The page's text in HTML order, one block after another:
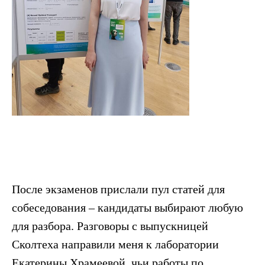
После экзаменов прислали пул статей для
собеседования – кандидаты выбирают любую
для разбора. Разговоры с выпускницей
Сколтеха направили меня к лаборатории
Екатерины Храмеевой, чьи работы по